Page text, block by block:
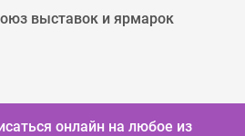
выставок и ярмарок
онлайн на любое из